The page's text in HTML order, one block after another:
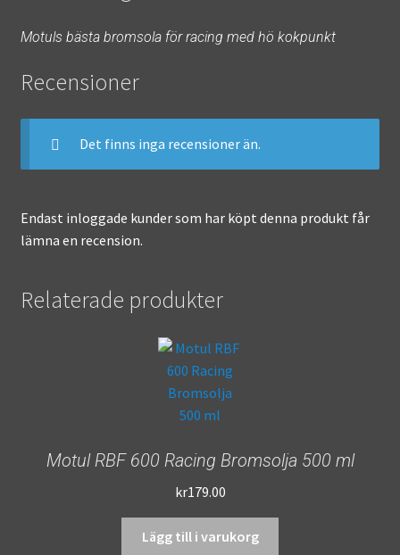
Motuls bästa bromsola för racing med hö kokpunkt
Recensioner
Det finns inga recensioner än.
Endast inloggade kunder som har köpt denna produkt får
lämna en recension.
Relaterade produkter
Motul RBF 600 Racing Bromsolja 500 ml
kr179.00
Lägg till i varukorg